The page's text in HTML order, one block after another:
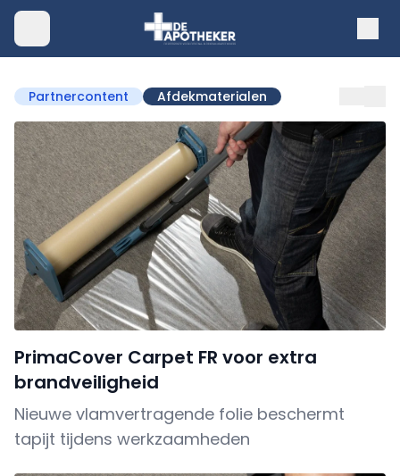
Partnercontent Afdekmaterialen
PrimaCover Carpet FR voor extra
brandveiligheid
Nieuwe vlamvertragende folie beschermt
tapijt tijdens werkzaamheden